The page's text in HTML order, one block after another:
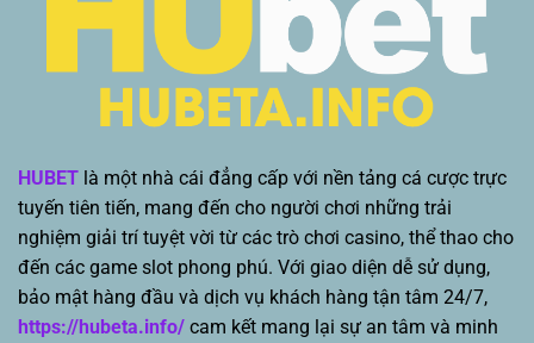
HUBET là một nhà cái đẳng cấp với nền tảng cá cược trực
tuyến tiên tiến, mang đến cho người chơi những trải
nghiệm giải trí tuyệt vời từ các trò chơi casino, thể thao cho
đến các game slot phong phú. Với giao diện dễ sử dụng,
bảo mật hàng đầu và dịch vụ khách hàng tận tâm 24/7,
https://hubeta.info/ cam kết mang lại sự an tâm và minh